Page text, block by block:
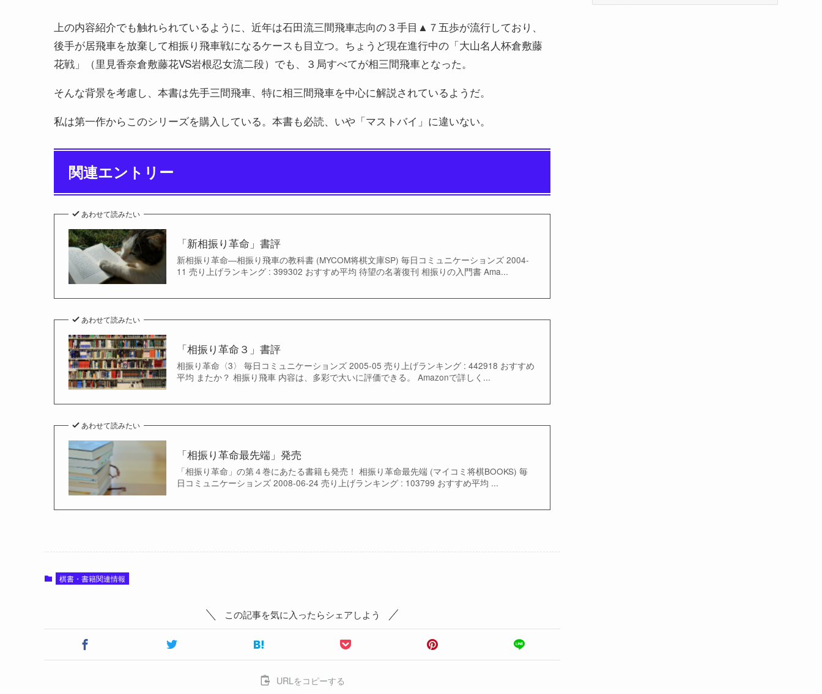
上の内容紹介でも触れられているように、近年は石田流三間飛車志向の３手目▲７五歩が流行しており、
後手が居飛車を放棄して相振り飛車戦になるケースも目立つ。ちょうど現在進行中の「大山名人杯倉敷藤
花戦」（里見香奈倉敷藤花VS岩根忍女流二段）でも、３局すべてが相三間飛車となった。
そんな背景を考慮し、本書は先手三間飛車、特に相三間飛車を中心に解説されているようだ。
私は第一作からこのシリーズを購入している。本書も必読、いや「マストバイ」に違いない。
関連エントリー
あわせて読みたい
「新相振り革命」書評
新相振り革命―相振り飛車の教科書 (MYCOM将棋文庫SP) 毎日コミュニケーションズ 2004-
11 売り上げランキング : 399302 おすすめ平均 待望の名著復刊 相振りの入門書 Ama...
あわせて読みたい
「相振り革命３」書評
相振り革命〈3〉 毎日コミュニケーションズ 2005-05 売り上げランキング : 442918 おすすめ
平均 またか？ 相振り飛車 内容は、多彩で大いに評価できる。 Amazonで詳しく...
あわせて読みたい
「相振り革命最先端」発売
「相振り革命」の第４巻にあたる書籍も発売！ 相振り革命最先端 (マイコミ将棋BOOKS) 毎
日コミュニケーションズ 2008-06-24 売り上げランキング : 103799 おすすめ平均 ...
棋書・書籍関連情報
この記事を気に入ったらシェアしよう
URLをコピーする